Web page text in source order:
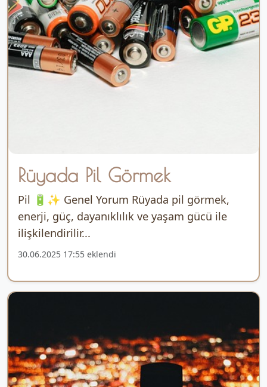
Rüyada Pil Görmek
Pil 🔋✨ Genel Yorum Rüyada pil görmek,
enerji, güç, dayanıklılık ve yaşam gücü ile
ilişkilendirilir...
30.06.2025 17:55 eklendi